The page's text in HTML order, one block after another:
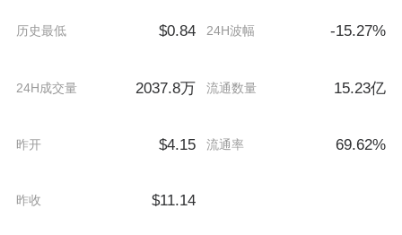
历史最低 $0.84 24H波幅 -15.27%
24H成交量 2037.8万 流通数量 15.23亿
昨开 $4.15 流通率 69.62%
昨收 $11.14